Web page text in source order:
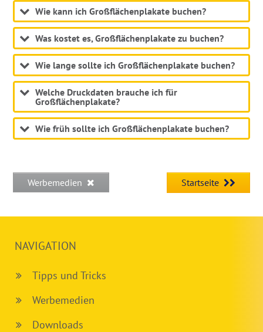
Wie kann ich Großflächenplakate buchen?
Was kostet es, Großflächenplakate zu buchen?
Wie lange sollte ich Großflächenplakate buchen?
Welche Druckdaten brauche ich für
Großflächenplakate?
Wie früh sollte ich Großflächenplakate buchen?
Werbemedien Startseite
NAVIGATION
Tipps und Tricks
Werbemedien
Downloads